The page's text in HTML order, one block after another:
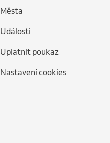
Města
Události
Uplatnit poukaz
Nastavení cookies